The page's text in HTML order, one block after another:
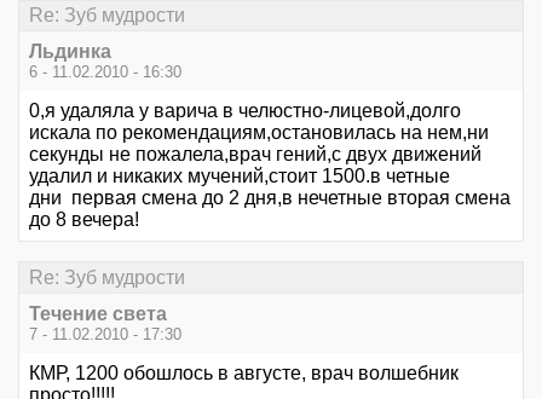
Re: Зуб мудрости
Льдинка
6 - 11.02.2010 - 16:30
0,я удаляла у варича в челюстно-лицевой,долго
искала по рекомендациям,остановилась на нем,ни
секунды не пожалела,врач гений,с двух движений
удалил и никаких мучений,стоит 1500.в четные
дни первая смена до 2 дня,в нечетные вторая смена
до 8 вечера!
Re: Зуб мудрости
Течение света
7 - 11.02.2010 - 17:30
КМР, 1200 обошлось в августе, врач волшебник
просто!!!!!